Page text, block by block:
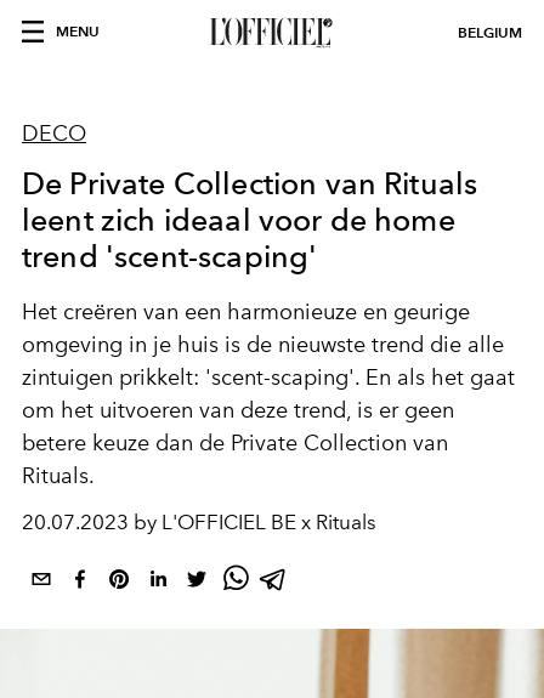
MENU BELGIUM
DECO
De Private Collection van Rituals
leent zich ideaal voor de home
trend 'scent-scaping'
Het creëren van een harmonieuze en geurige
omgeving in je huis is de nieuwste trend die alle
zintuigen prikkelt: 'scent-scaping'. En als het gaat
om het uitvoeren van deze trend, is er geen
betere keuze dan de Private Collection van
Rituals.
20.07.2023 by L'OFFICIEL BE x Rituals